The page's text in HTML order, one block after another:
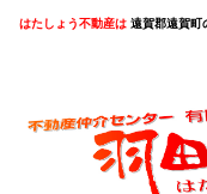
はたしょう不動産は 遠賀郡遠賀町